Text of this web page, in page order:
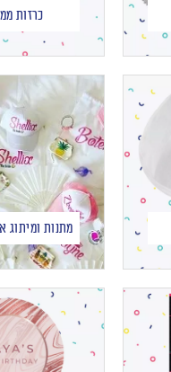
כרזות
מתנות ומיתוג